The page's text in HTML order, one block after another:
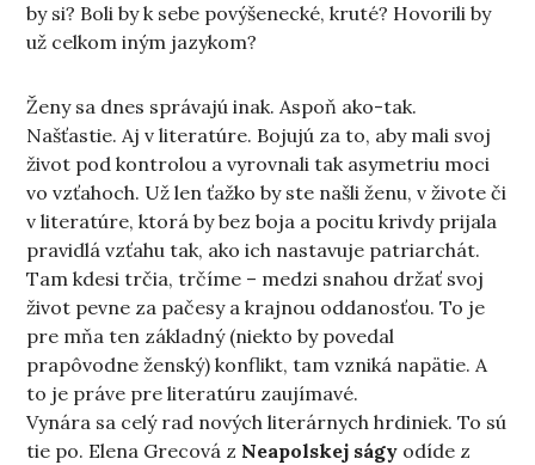
by si? Boli by k sebe povýšenecké, kruté? Hovorili by
už celkom iným jazykom?
Ženy sa dnes správajú inak. Aspoň ako-tak.
Našťastie. Aj v literatúre. Bojujú za to, aby mali svoj
život pod kontrolou a vyrovnali tak asymetriu moci
vo vzťahoch. Už len ťažko by ste našli ženu, v živote či
v literatúre, ktorá by bez boja a pocitu krivdy prijala
pravidlá vzťahu tak, ako ich nastavuje patriarchát.
Tam kdesi trčia, trčíme – medzi snahou držať svoj
život pevne za pačesy a krajnou oddanosťou. To je
pre mňa ten základný (niekto by povedal
prapôvodne ženský) konflikt, tam vzniká napätie. A
to je práve pre literatúru zaujímavé.
Vynára sa celý rad nových literárnych hrdiniek. To sú
tie po. Elena Grecová z Neapolskej ságy odíde z